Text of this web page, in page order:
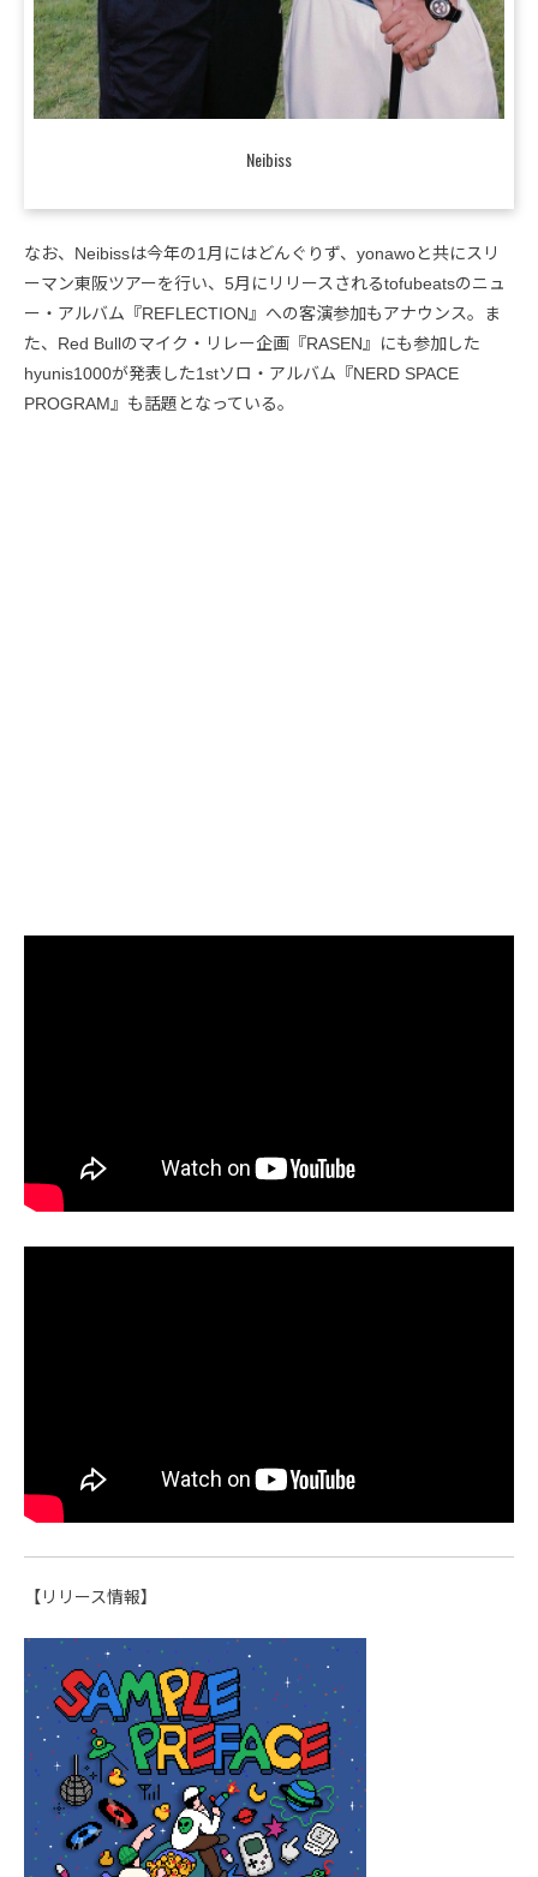
Neibiss
なお、Neibissは今年の1月にはどんぐりず、yonawoと共にスリ
ーマン東阪ツアーを行い、5月にリリースされるtofubeatsのニュ
ー・アルバム『REFLECTION』への客演参加もアナウンス。ま
た、Red Bullのマイク・リレー企画『RASEN』にも参加した
hyunis1000が発表した1stソロ・アルバム『NERD SPACE
PROGRAM』も話題となっている。
【リリース情報】